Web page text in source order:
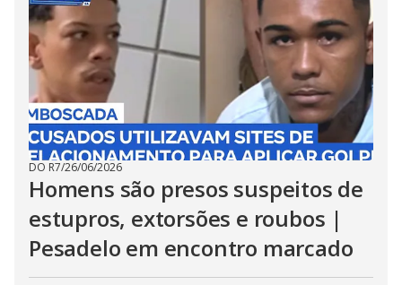
DO R7/26/06/2026
Homens são presos suspeitos de
estupros, extorsões e roubos |
Pesadelo em encontro marcado